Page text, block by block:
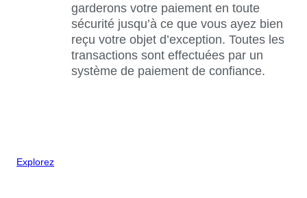
garderons votre paiement en toute
sécurité jusqu’à ce que vous ayez bien
reçu votre objet d’exception. Toutes les
transactions sont effectuées par un
système de paiement de confiance.
Explorez